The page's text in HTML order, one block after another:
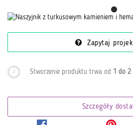
Zapytaj
Stworzenie produktu trwa od 1 do 2
Szczegóły